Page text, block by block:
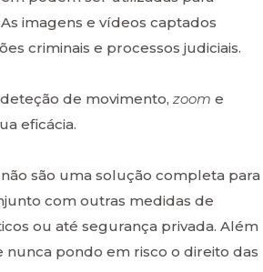
imagens e vídeos captados
criminais e processos judiciais.
de movimento, zoom e
eficácia.
são uma solução completa para
com outras medidas de
ou até segurança privada. Além
pondo em risco o direito das